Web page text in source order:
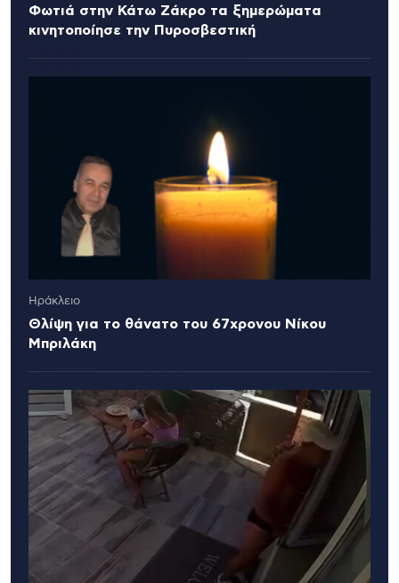
Φωτιά στην Κάτω Ζάκρο τα ξημερώματα
κινητοποίησε την Πυροσβεστική
Ηράκλειο
Θλίψη για το θάνατο του 67χρονου Νίκου
Μπριλάκη